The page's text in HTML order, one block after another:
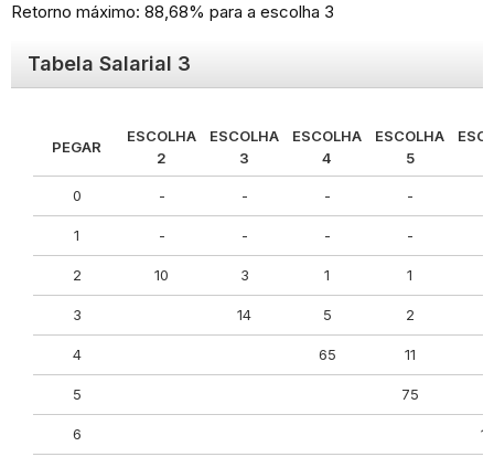
Retorno máximo: 88,68% para a escolha 3
Tabela Salarial 3
PEGAR
ESCOLHA
2
ESCOLHA
3
ESCOLHA
4
ESCOLHA
5
0 - - - -
1 - - - -
2 10 3 1 1
3 14 5 2
4 65 11
5 75
6